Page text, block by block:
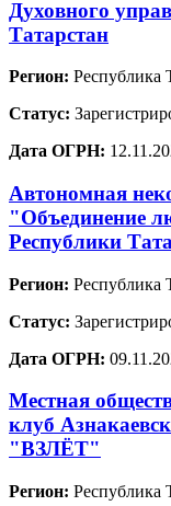
Духовного
Татарстан
Регион: Республика
Статус:
Дата ОГРН:
Автономная
"Объединение
Республики
Регион: Республика
Статус:
Дата ОГРН:
Местная
клуб
"ВЗЛЁТ"
Регион: Республика